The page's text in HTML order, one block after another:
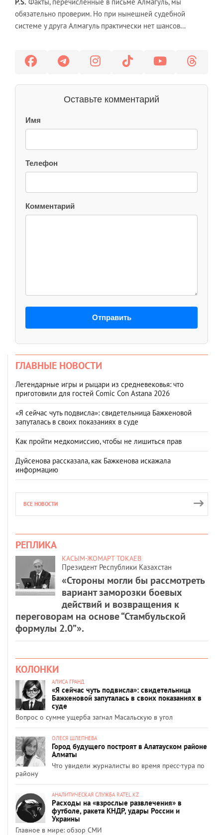
обязательно проверим. Но при нынешней судебной
системе у друга Алмагуль практически нет шансов…
Оставьте комментарий
Имя
Телефон
Комментарий
Отправить
ГЛАВНЫЕ НОВОСТИ
Легендарные игры и рыцари из средневековья: что
приготовили для гостей Comic Con Astana 2026
«Я сейчас чуть подвисла»: свидетельница Бажкеновой
запуталась в своих показаниях в суде
Как пройти медкомиссию, чтобы не лишиться прав
Дуйсенова рассказала, как Бажкенова искажала
информацию
ВСЕ НОВОСТИ
РЕПЛИКА
КАСЫМ-ЖОМАРТ ТОКАЕВ
Президент Республики Казахстан
«Стороны могли бы рассмотреть
вариант заморозки боевых
действий и возвращения к
переговорам на основе “Стамбульской
формулы 2.0”».
КОЛОНКИ
АЛИСА ГРАНД
«Я сейчас чуть подвисла»: свидетельница
Бажкеновой запуталась в своих показаниях в
суде
Вопрос о сумме ущерба загнал Масальскую в угол
ОЛЕСЯ ШЛЕПНЕВА
Город будущего построят в Алатауском районе
Алматы
Что увидели журналисты во время пресс-тура по
району
АНАЛИТИЧЕСКАЯ СЛУЖБА RATEL.KZ
Расходы на «взрослые развлечения» в
футболе, ракета КНДР, удары России и
Украины
Главное в мире: обзор СМИ